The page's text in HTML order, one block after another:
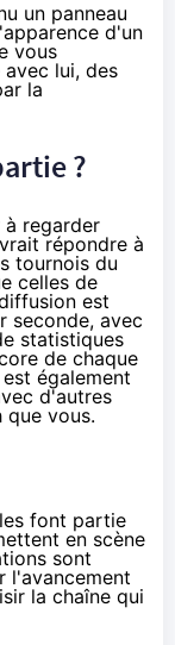
un panneau
d'un
vous
lui, des
la
?
regarder
répondre à
tournois du
celles de
est
seconde, avec
statistiques
de chaque
également
d'autres
que vous.
font partie
en scène
sont
l'avancement
la chaîne qui